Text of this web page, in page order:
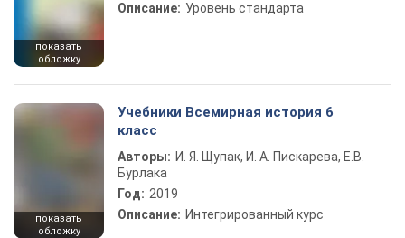
показать
обложку
Описание: Уровень стандарта
показать
обложку
Учебники Всемирная история 6
класс
Авторы: И. Я. Щупак, И. А. Пискарева, Е.В.
Бурлака
Год: 2019
Описание: Интегрированный курс